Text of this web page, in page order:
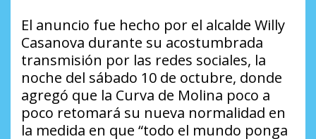
El anuncio fue hecho por el alcalde Willy
Casanova durante su acostumbrada
transmisión por las redes sociales, la
noche del sábado 10 de octubre, donde
agregó que la Curva de Molina poco a
poco retomará su nueva normalidad en
la medida en que “todo el mundo ponga